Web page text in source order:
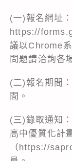
(一)報名網址：
https://
議以Chrome
問題請洽詢各
(二)報名期間
間。
(三)錄取通知
高中優質化計
（https://